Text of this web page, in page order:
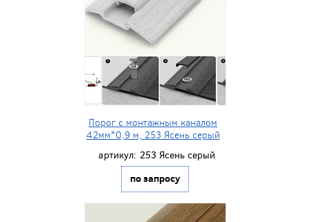
Порог с монтажным каналом
42мм*0,9 м, 253 Ясень серый
артикул: 253 Ясень серый
по запросу